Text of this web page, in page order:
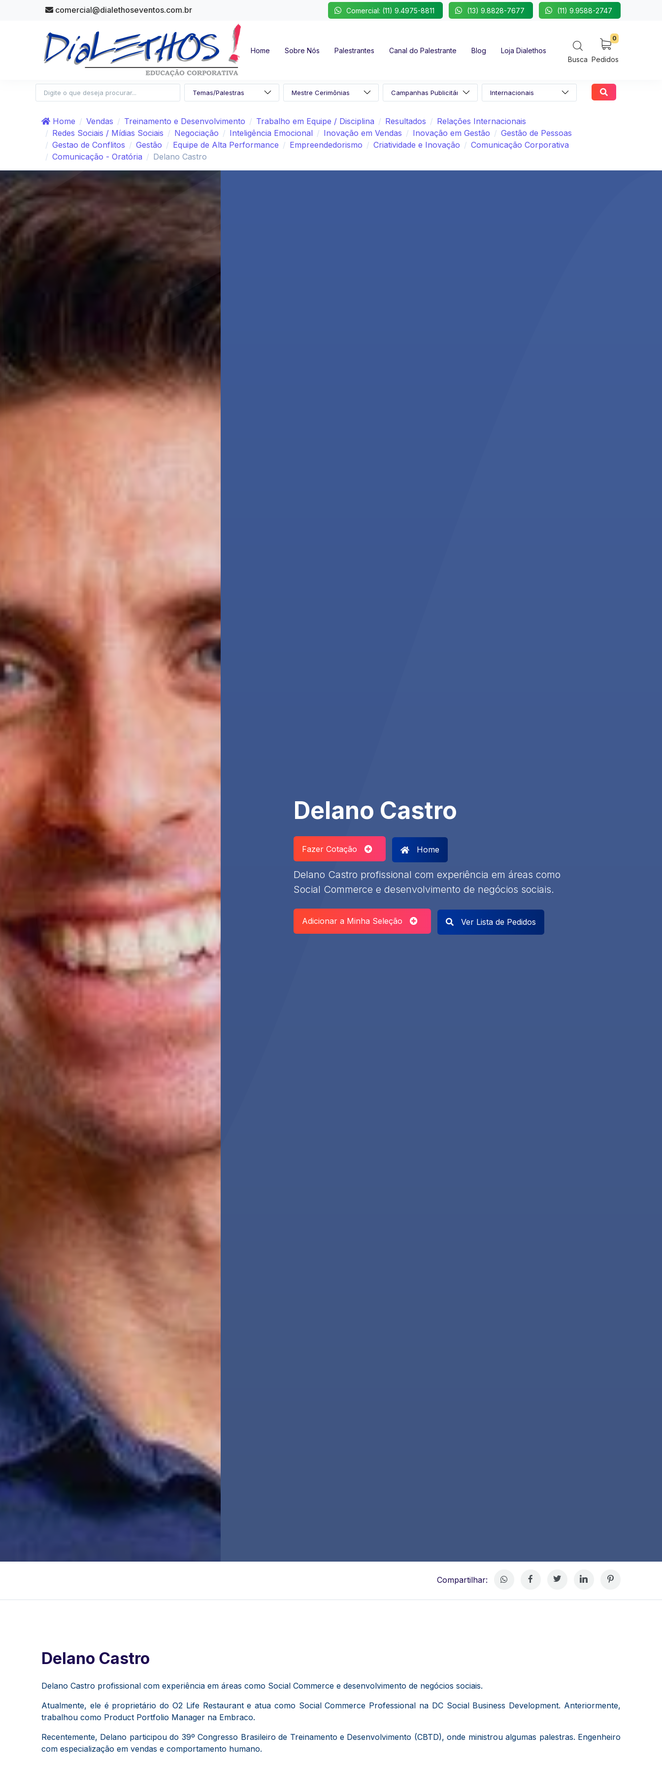
comercial@dialethoseventos.com.br Comercial: (11) 9.4975-8811 (13) 9.8828-7677 (11) 9.9588-2747
Home Sobre Nós Palestrantes Canal do Palestrante Blog
Loja Dialethos
Busca
0
Pedidos
Home Vendas Treinamento e Desenvolvimento Trabalho em Equipe / Disciplina Resultados
Relações Internacionais
Redes Sociais / Mídias Sociais
Negociação Inteligência Emocional Inovação em Vendas Inovação em Gestão
Gestão de Pessoas
Gestao de Conflitos
Gestão Equipe de Alta Performance Empreendedorismo Criatividade e Inovação
Comunicação Corporativa
Comunicação - Oratória
Delano Castro
Delano Castro
Fazer Cotação Home
​Delano Castro profissional com experiência em áreas como
Social Commerce e desenvolvimento de negócios sociais.
Adicionar a Minha Seleção Ver Lista de Pedidos
Compartilhar:
Delano Castro
Delano Castro profissional com experiência em áreas como Social Commerce e desenvolvimento de negócios sociais.
Atualmente, ele é proprietário do O2 Life Restaurant e atua como Social Commerce Professional na DC Social Business Development. Anteriormente,
trabalhou como Product Portfolio Manager na Embraco.
Recentemente, Delano participou do 39º Congresso Brasileiro de Treinamento e Desenvolvimento (CBTD), onde ministrou algumas palestras. Engenheiro
com especialização em vendas e comportamento humano.​